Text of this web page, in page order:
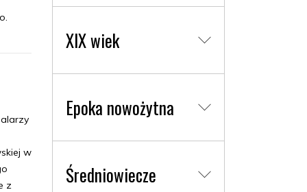
w
z
XIX wiek
Epoka nowożytna
Średniowiecze